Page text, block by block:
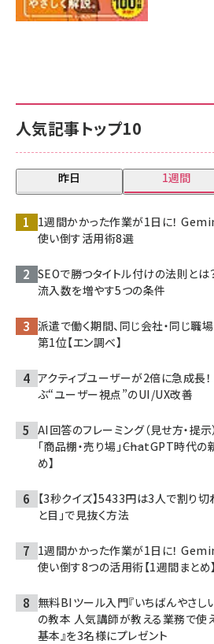
人気記事トップ10
昨日 1週間
1週間かかった作業が1日に！
使い倒す活用術8選
SEOで勝つタイトル付けの法則とは
流入数を増やす5つの条件
派遣で働く期間、同じ会社・同じ職
第1位【エン調べ】
アクティブユーザーが2倍に急成長
ぶ“ユーザー視点”のUI/UX改善
AI回答のフレーミング（見せ方・提
「商品棚・売り場」――ChatGPT時代
め】
【3秒クイズ】5433円は3人で割り
と目」で見抜く方法
1週間かかった作業が1日に！
使い倒す8つの活用術【1週間まとめ】
無料BIツール入門『いちばんやさ
の教本 人気講師が教える業務で使
基本』を3名様にプレゼント